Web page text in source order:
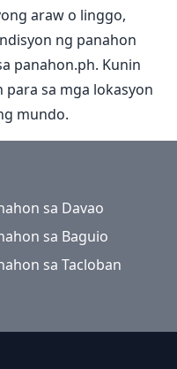
araw o linggo,
ng panahon
panahon.ph. Kunin
sa mga lokasyon
mundo.
sa Davao
sa Baguio
sa Tacloban